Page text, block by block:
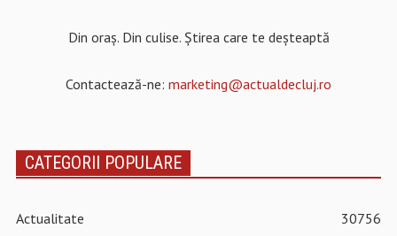
Din oraș. Din culise. Știrea care te deșteaptă
Contactează-ne: marketing@actualdecluj.ro
CATEGORII POPULARE
Actualitate 30756